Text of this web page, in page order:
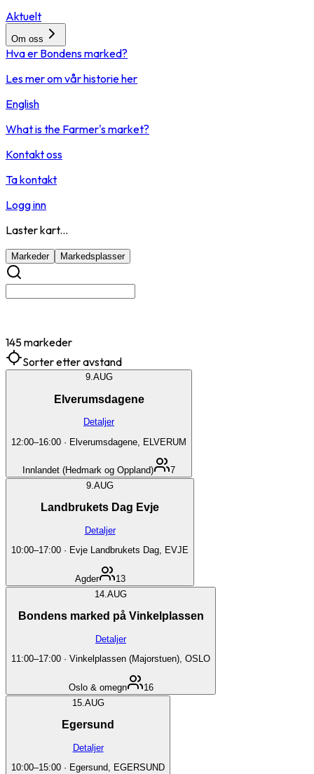
Aktuelt
Om oss
Hva er Bondens marked?
Les mer om vår historie her
English
What is the Farmer's market?
Kontakt oss
Ta kontakt
Logg inn
Laster kart...
Markeder Markedsplasser
145 markeder
Sorter etter avstand
9.AUG
Elverumsdagene
Detaljer
12:00–16:00 · Elverumsdagene, ELVERUM
Innlandet (Hedmark og Oppland)
7
9. AUG
Landbrukets Dag Evje
Detaljer
10:00–17:00 · Evje Landbrukets Dag, EVJE
Agder
13
14. AUG
Bondens marked på Vinkelplassen
Detaljer
11:00–17:00 · Vinkelplassen (Majorstuen), OSLO
Oslo & omegn
16
15. AUG
Egersund
Detaljer
10:00–15:00 · Egersund, EGERSUND